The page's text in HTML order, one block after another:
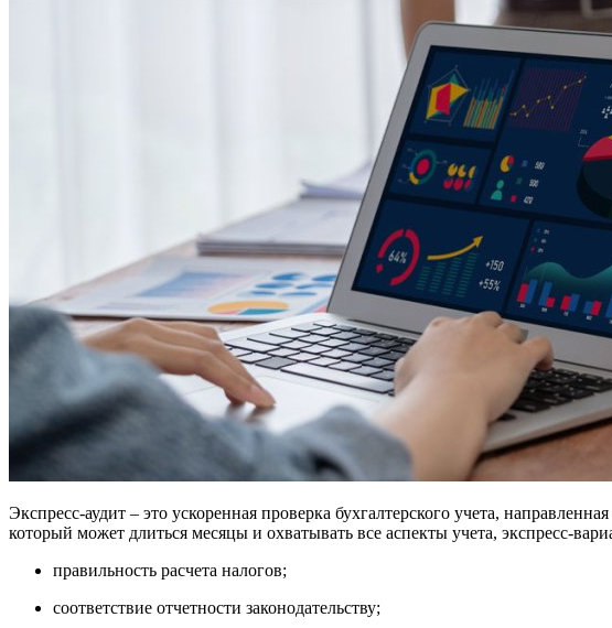
Экспресс-аудит – это ускоренная проверка бухгалтерского учета,
который может длиться месяцы и охватывать все аспекты учета, экспресс-
правильность расчета налогов;
соответствие отчетности законодательству;